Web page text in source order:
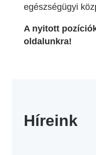
egészségügyi
A nyitott
oldalunkra!
Híreink